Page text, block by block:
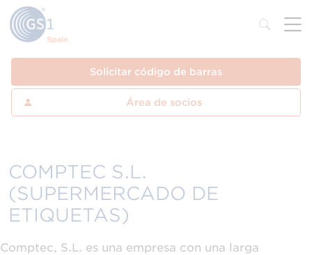
Solicitar código de barras
Área de socios
COMPTEC S.L.
(SUPERMERCADO DE
ETIQUETAS)
Comptec, S.L. es una empresa con una larga